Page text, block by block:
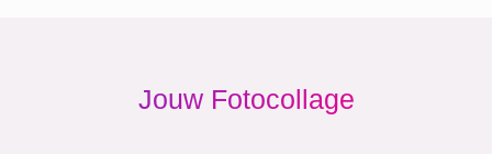
Jouw Fotocollage